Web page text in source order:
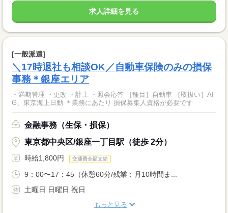
求人詳細を見る
[一般派遣]
＼17時退社も相談OK／自動車保険のみの損保
事務＊銀座エリア
・満期管理 ・更改 ・計上 ・照会応答 ［種目］自動車 ［取扱い］AI
G、東京海上日動 ＊業務にあたり 損保募集人資格が必要です
金融事務（生保・損保）
東京都中央区/銀座一丁目駅（徒歩 2分）
時給1,800円 交通費全額支給
9：00〜17：45（休憩60分/残業：月10時間ま...
土曜日 日曜日 祝日
もっと見る